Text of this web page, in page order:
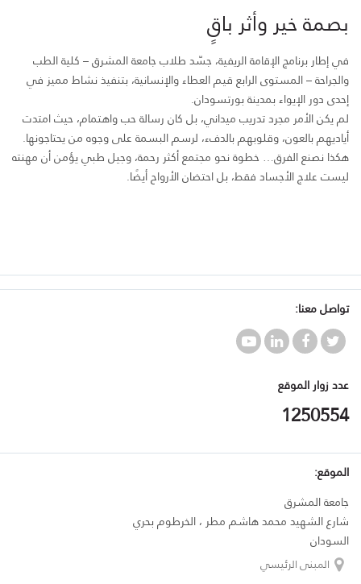
بصمة خير وأثر باقٍ
في إطار برنامج الإقامة الريفية، جسّد طلاب جامعة المشرق – كلية الطب
والجراحة – المستوى الرابع قيم العطاء والإنسانية، بتنفيذ نشاط مميز في
إحدى دور الإيواء بمدينة بورتسودان.
لم يكن الأمر مجرد تدريب ميداني، بل كان رسالة حب واهتمام، حيث امتدت
أياديهم بالعون، وقلوبهم بالدفء، لرسم البسمة على وجوه من يحتاجونها.
هكذا نصنع الفرق… خطوة نحو مجتمع أكثر رحمة، وجيل طبي يؤمن أن مهنته
ليست علاج الأجساد فقط، بل احتضان الأرواح أيضًا.
تواصل معنا:
عدد زوار الموقع
1250554
الموقع:
جامعة المشرق
شارع الشهيد محمد هاشم مطر ، الخرطوم بحري
السودان
المبنى الرئيسي